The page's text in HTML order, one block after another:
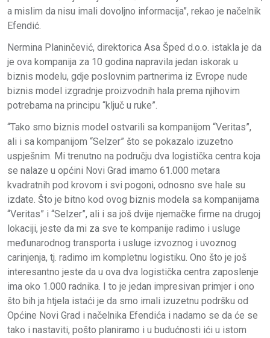
a mislim da nisu imali dovoljno informacija”, rekao je načelnik
Efendić.
Nermina Planinčević, direktorica Asa Šped d.o.o. istakla je da
je ova kompanija za 10 godina napravila jedan iskorak u
biznis modelu, gdje poslovnim partnerima iz Evrope nude
biznis model izgradnje proizvodnih hala prema njihovim
potrebama na principu “ključ u ruke”.
“Tako smo biznis model ostvarili sa kompanijom “Veritas”,
ali i sa kompanijom “Selzer” što se pokazalo izuzetno
uspješnim. Mi trenutno na području dva logistička centra koja
se nalaze u općini Novi Grad imamo 61.000 metara
kvadratnih pod krovom i svi pogoni, odnosno sve hale su
izdate. Što je bitno kod ovog biznis modela sa kompanijama
“Veritas” i “Selzer”, ali i sa još dvije njemačke firme na drugoj
lokaciji, jeste da mi za sve te kompanije radimo i usluge
međunarodnog transporta i usluge izvoznog i uvoznog
carinjenja, tj. radimo im kompletnu logistiku. Ono što je još
interesantno jeste da u ova dva logistička centra zaposlenje
ima oko 1.000 radnika. I to je jedan impresivan primjer i ono
što bih ja htjela istaći je da smo imali izuzetnu podršku od
Općine Novi Grad i načelnika Efendića i nadamo se da će se
tako i nastaviti, pošto planiramo i u budućnosti ići u istom